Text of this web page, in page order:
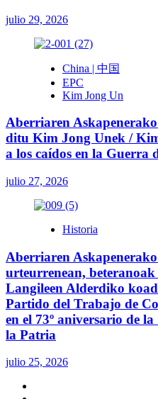
julio 29, 2026
China | 中国
EPC
Kim Jong Un
Aberriaren
ditu Kim Jong Unek /
a los caídos en la Guerra
julio 27, 2026
Historia
Aberriaren
urteurrenean,
Langileen Alderdiko
Partido del Trabajo de
en el 73º aniversario de
la Patria
julio 25, 2026